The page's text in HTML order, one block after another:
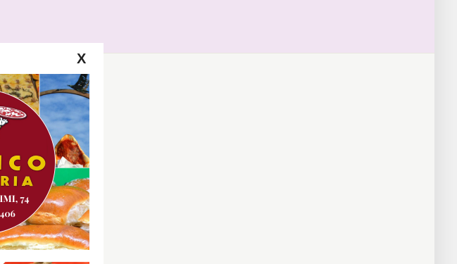
Segui la GRB
Facebook
Instagram
Twitter
Youtube
X